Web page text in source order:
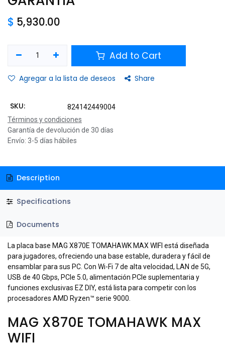
$ 5,930.00
Add to Cart
Agregar a la lista de deseos Share
SKU:
824142449004
Términos y condiciones
Garantía de devolución de 30 días
Envío: 3-5 días hábiles
Description
Specifications
Documents
La placa base MAG X870E TOMAHAWK MAX WIFI está diseñada
para jugadores, ofreciendo una base estable, duradera y fácil de
ensamblar para sus PC. Con Wi-Fi 7 de alta velocidad, LAN de 5G,
USB de 40 Gbps, PCIe 5.0, alimentación PCIe suplementaria y
funciones exclusivas EZ DIY, está lista para competir con los
procesadores AMD Ryzen™ serie 9000.
MAG X870E TOMAHAWK MAX
WIFI